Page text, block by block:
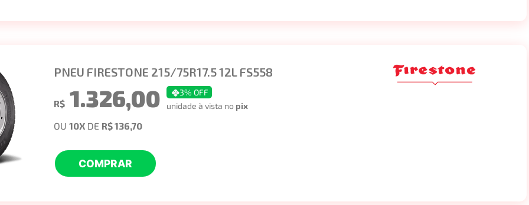
PNEU FIRESTONE 215/75R17.5 12L FS558
R$ 1.326,00 3% OFF
unidade à vista no pix
OU 10X DE R$ 136,70
COMPRAR